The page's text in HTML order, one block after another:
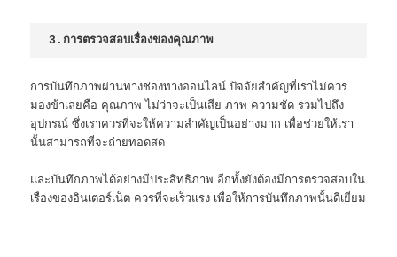
3.การตรวจสอบเรื่องของคุณภาพ
การบันทึกภาพผ่านทางช่องทางออนไลน์ ปัจจัยสำคัญที่เราไม่ควร
มองข้าเลยคือ คุณภาพ ไม่ว่าจะเป็นเสีย ภาพ ความชัด รวมไปถึง
อุปกรณ์ ซึ่งเราควรที่จะให้ความสำคัญเป็นอย่างมาก เพื่อช่วยให้เรา
นั้นสามารถที่จะถ่ายทอดสด
และบันทึกภาพได้อย่างมีประสิทธิภาพ อีกทั้งยังต้องมีการตรวจสอบใน
เรื่องของอินเตอร์เน็ต ควรที่จะเร็วแรง เพื่อให้การบันทึกภาพนั้นดีเยี่ยม